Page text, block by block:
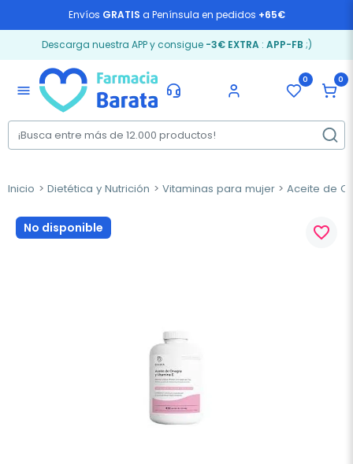
Envíos GRATIS a Península en pedidos +65€
Descarga nuestra APP y consigue -3€ EXTRA: APP-FB ;)
menu
0 0
Inicio Dietética y Nutrición Vitaminas para mujer Aceite de
No disponible favorite_border